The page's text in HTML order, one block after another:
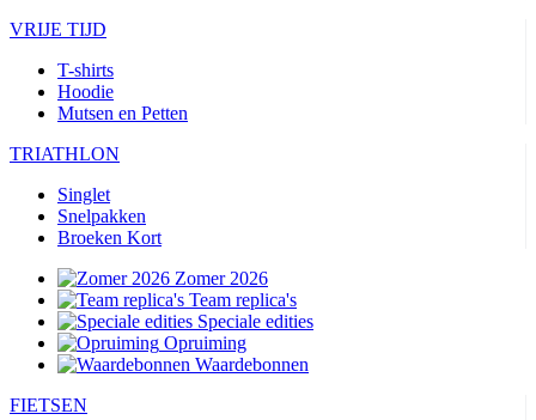
VRIJE TIJD
T-shirts
Hoodie
Mutsen en Petten
TRIATHLON
Singlet
Snelpakken
Broeken Kort
Zomer 2026
Team replica's
Speciale edities
Opruiming
Waardebonnen
FIETSEN